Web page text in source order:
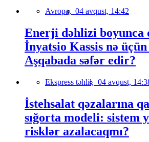
Avropa, 04 avqust, 14:42
Enerji dəhlizi boyunca
İnyatsio Kassis nə üçün
Aşqabada səfər edir?
Ekspress təhlil, 04 avqust,
İstehsalat qəzalarına
sığorta modeli: sistem
risklər azalacaqmı?